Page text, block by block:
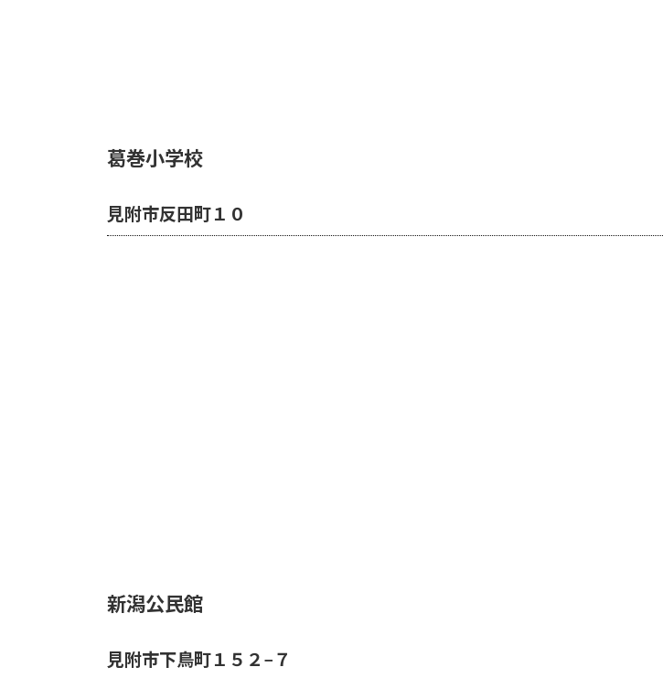
葛巻小学校
見附市反田町１０
新潟公民館
見附市下鳥町１５２−７